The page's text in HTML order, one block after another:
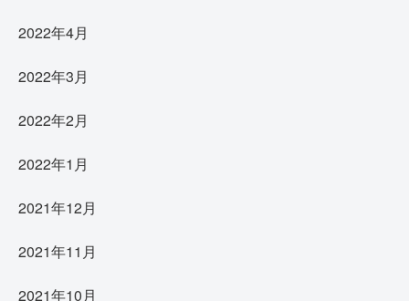
2022年4月
2022年3月
2022年2月
2022年1月
2021年12月
2021年11月
2021年10月